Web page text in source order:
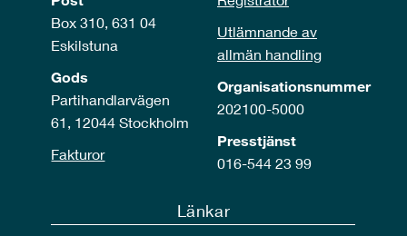
Box 310, 631 04
Eskilstuna
Gods
Partihandlarvägen
61, 12044 Stockholm
Fakturor
Utlämnande av
allmän handling
Organisationsnummer
202100-5000
Presstjänst
016-544 23 99
Länkar